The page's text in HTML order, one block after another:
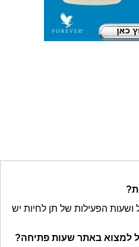
הפעילות של תן לחיות יש
למצוא באתר שעות פתיחה?